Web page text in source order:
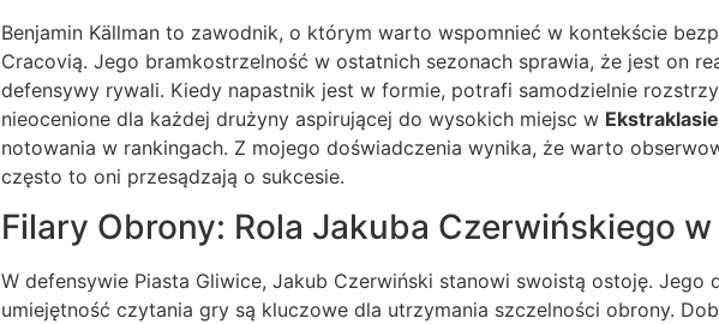
Benjamin Källman to zawodnik, o którym warto wspomnieć w kontekście
Cracovią. Jego bramkostrzelność w ostatnich sezonach sprawia, że jest on
defensywy rywali. Kiedy napastnik jest w formie, potrafi samodzielnie
nieocenione dla każdej drużyny aspirującej do wysokich miejsc w Ekstraklasie
notowania w rankingach. Z mojego doświadczenia wynika, że warto
często to oni przesądzają o sukcesie.
Filary Obrony: Rola Jakuba Czerwińskiego
W defensywie Piasta Gliwice, Jakub Czerwiński stanowi swoistą ostoję. Jego
umiejętność czytania gry są kluczowe dla utrzymania szczelności obrony.